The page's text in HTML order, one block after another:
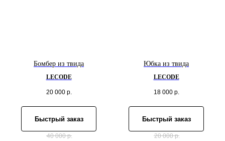
Бомбер из твида
LECODE
20 000 р.
Быстрый заказ
40 000 р.
Юбка из твида
LECODE
18 000 р.
Быстрый заказ
20 000 р.